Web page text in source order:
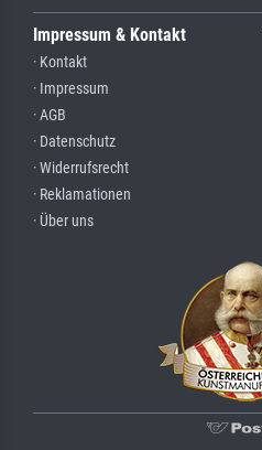
Impressum & Kontakt
· Kontakt
· Impressum
· AGB
· Datenschutz
· Widerrufsrecht
· Reklamationen
· Über uns